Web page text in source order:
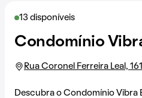
13 disponíveis
Condomínio
Rua Coronel Ferreira Leal,
Descubra o Condomínio Vibra